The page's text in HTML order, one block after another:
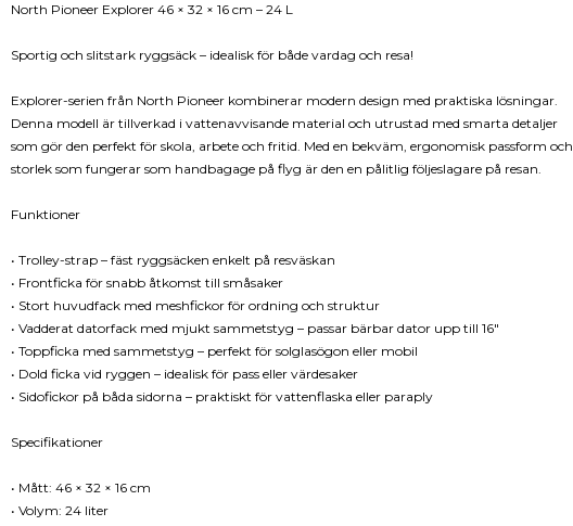
North Pioneer Explorer 46 × 32 × 16 cm – 24 L
Sportig och slitstark ryggsäck – idealisk för både vardag och resa!
Explorer-serien från North Pioneer kombinerar modern design med praktiska lösningar.
Denna modell är tillverkad i vattenavvisande material och utrustad med smarta detaljer
som gör den perfekt för skola, arbete och fritid. Med en bekväm, ergonomisk passform och
storlek som fungerar som handbagage på flyg är den en pålitlig följeslagare på resan.
Funktioner
• Trolley-strap – fäst ryggsäcken enkelt på resväskan
• Frontficka för snabb åtkomst till småsaker
• Stort huvudfack med meshfickor för ordning och struktur
• Vadderat datorfack med mjukt sammetstyg – passar bärbar dator upp till 16"
• Toppficka med sammetstyg – perfekt för solglasögon eller mobil
• Dold ficka vid ryggen – idealisk för pass eller värdesaker
• Sidofickor på båda sidorna – praktiskt för vattenflaska eller paraply
Specifikationer
• Mått: 46 × 32 × 16 cm
• Volym: 24 liter